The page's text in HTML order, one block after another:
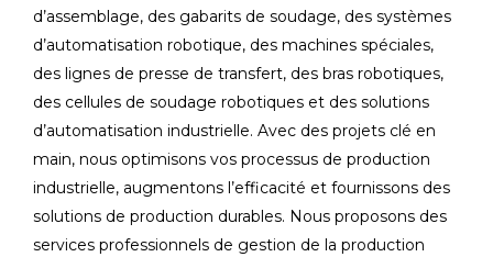
d’assemblage, des gabarits de soudage, des systèmes
d’automatisation robotique, des machines spéciales,
des lignes de presse de transfert, des bras robotiques,
des cellules de soudage robotiques et des solutions
d’automatisation industrielle. Avec des projets clé en
main, nous optimisons vos processus de production
industrielle, augmentons l’efficacité et fournissons des
solutions de production durables. Nous proposons des
services professionnels de gestion de la production